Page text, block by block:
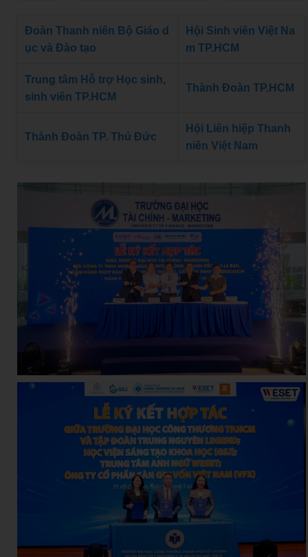
Đoàn Thanh niên Bộ Giáo d
ục và Đào tạo
Hội Sinh viên Việt Na
m TP.HCM
Trung tâm Hỗ trợ Học sinh,
sinh viên TP.HCM
Thành Đoàn TP.HCM
Thành Đoàn TP. Thủ Đức
Hội Liên hiệp Thanh
niên Việt Nam